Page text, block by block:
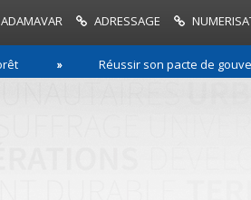
ADAMAVAR ADRESSAGE
Réussir son pacte de